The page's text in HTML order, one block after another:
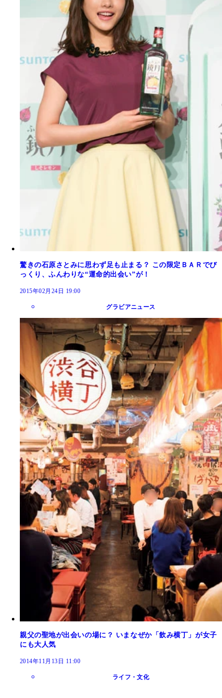
驚きの石原さとみに思わず足も止まる？ この限定ＢＡＲでび
っくり、ふんわりな“運命的出会い”が！
2015年02月24日 19:00
グラビアニュース
親父の聖地が出会いの場に？ いまなぜか「飲み横丁」が女子
にも大人気
2014年11月13日 11:00
ライフ・文化